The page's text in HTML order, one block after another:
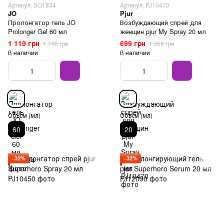
Артикул: SO1834
JO
Пролонгатор гель JO
Prolonger Gel 60 мл
1 119 грн 1 746 грн
В наличии
Объем (мл)
60
Артикул: PJ10470
Pjur
Возбуждающий спрей для
женщин pjur My Spray 20 мл
699 грн 1 059 грн
В наличии
Объем (мл)
20
−32% −32%